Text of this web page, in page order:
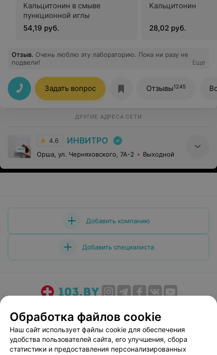
Кальцитонин в смыве
пункционной иглы
54,19 руб.
Кальцитонин
28,02 руб.
Отзыв. Очень люблю эту лабораторию. Пока ни разу не
подвели!
Еще
Задать вопрос Отзывы1245
ДРУГИЕ АДРЕСА СЕТИ
4.6 ИНВИТРО
Орша, ул. Черняховского, 7А-2 Выходной
Добавить компанию
Добавить специалиста
Медицинский маркетинг
Публичный договор
Пользовательское соглашение
Способы оплаты
Вакансии
Партнеры
Обработка файлов cookie
Наш сайт использует файлы cookie для обеспечения
удобства пользователей сайта, его улучшения, сбора
статистики и предоставления персонализированных